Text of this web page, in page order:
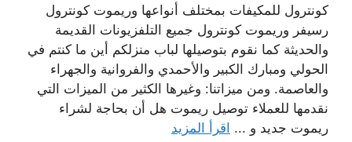
كونترول للمكيفات بمختلف أنواعها وريموت كونترول
رسيفر وريموت كونترول جميع التلفزيونات القديمة
والحديثة كما نقوم بتوصيلها لباب منزلكم أين ما كنتم في
الحولي ومبارك الكبير والأحمدي والفروانية والجهراء
والعاصمة. ومن ميزاتنا: وغيرها الكثير من الميزات التي
نقدمها للعملاء توصيل ريموت هل أن بحاجة لشراء
ريموت جديد و ... اقرأ المزيد